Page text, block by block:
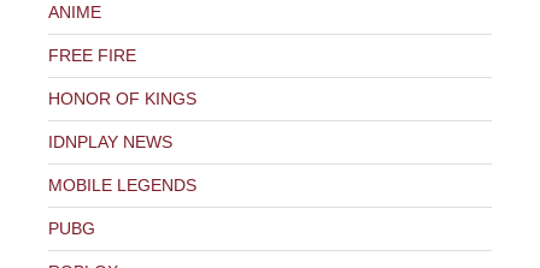
ANIME
FREE FIRE
HONOR OF KINGS
IDNPLAY NEWS
MOBILE LEGENDS
PUBG